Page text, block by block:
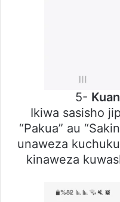
5-
Ikiwa sasisho
“Pakua” au
unaweza
kinaweza